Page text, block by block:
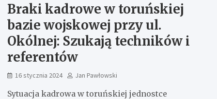
Braki kadrowe w toruńskiej
bazie wojskowej przy ul.
Okólnej: Szukają techników i
referentów
16 stycznia 2024 Jan Pawłowski
Sytuacja kadrowa w toruńskiej jednostce